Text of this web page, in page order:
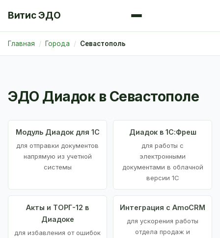
Витис ЭДО
Главная Города Севастополь
ЭДО Диадок в Севастополе
Модуль Диадок для 1С
для отправки документов
напрямую из учетной
системы
Диадок в 1С:Фреш
для работы с
электронными
документами в облачной
версии 1С
Акты и ТОРГ-12 в
Диадоке
для избавления от ошибок
Интеграция с AmoCRM
для ускорения работы
отдела продаж и